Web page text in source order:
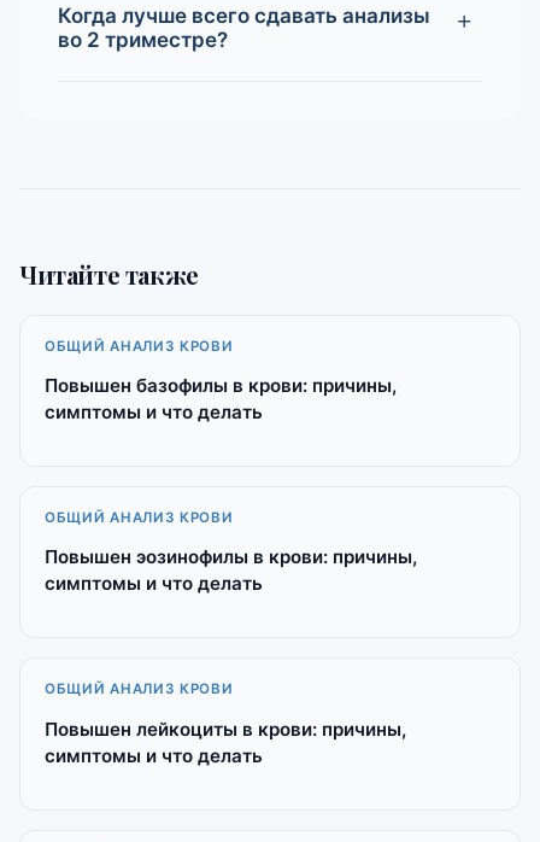
Когда лучше всего сдавать анализы
во 2 триместре?
Читайте также
ОБЩИЙ АНАЛИЗ КРОВИ
Повышен базофилы в крови: причины,
симптомы и что делать
ОБЩИЙ АНАЛИЗ КРОВИ
Повышен эозинофилы в крови: причины,
симптомы и что делать
ОБЩИЙ АНАЛИЗ КРОВИ
Повышен лейкоциты в крови: причины,
симптомы и что делать